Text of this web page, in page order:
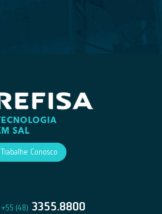
Trabalhe Conosco
+55 (48) 3355.8800